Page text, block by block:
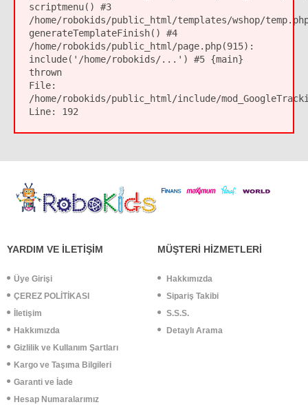
scriptmenu() #3
/home/robokids/public_html/templates/wshop/
generateTemplateFinish() #4
/home/robokids/public_html/page.php(915):
include('/home/robokids/...') #5 {main}
thrown
File:
/home/robokids/public_html/include/
Line:
192
YARDIM VE İLETİŞİM
Üye Girişi
ÇEREZ POLİTİKASI
İletişim
Hakkımızda
Gizlilik ve Kullanım Şartları
Kargo ve Taşıma Bilgileri
Garanti ve İade
Hesap Numaralarımız
MÜŞTERİ HİZMETLERİ
Hakkımızda
Sipariş Takibi
S.S.S.
Detaylı Arama